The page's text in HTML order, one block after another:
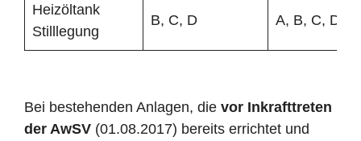
Heizöltank
Stilllegung
B, C, D A, B, C, D
Bei bestehenden Anlagen, die vor Inkrafttreten
der AwSV (01.08.2017) bereits errichtet und